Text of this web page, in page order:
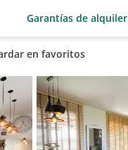
Garantías de alquiler
en favoritos